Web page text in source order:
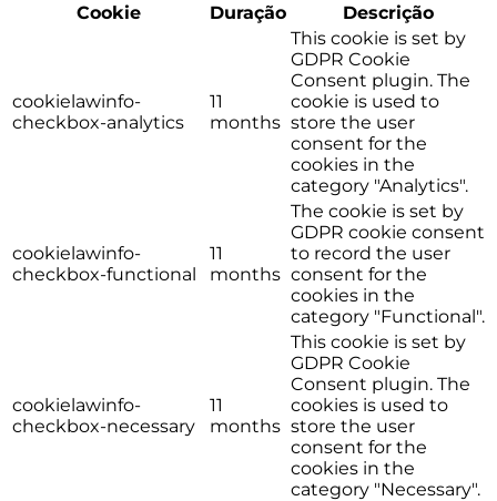
Cookie
Duração Descrição
cookielawinfo-
checkbox-analytics
11
months
This cookie is set by
GDPR Cookie
Consent plugin. The
cookie is used to
store the user
consent for the
cookies in the
category "Analytics".
cookielawinfo-
checkbox-functional
11
months
The cookie is set by
GDPR cookie consent
to record the user
consent for the
cookies in the
category "Functional".
cookielawinfo-
checkbox-necessary
11
months
This cookie is set by
GDPR Cookie
Consent plugin. The
cookies is used to
store the user
consent for the
cookies in the
category "Necessary".